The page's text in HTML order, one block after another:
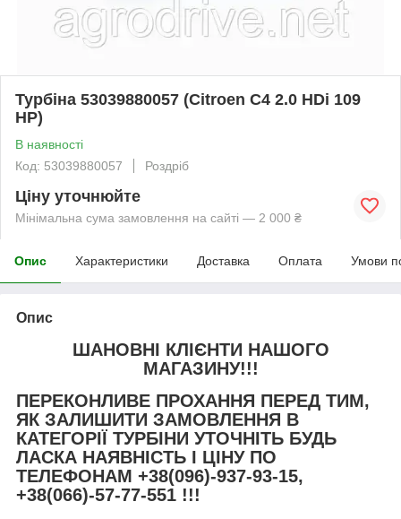
Турбіна 53039880057 (Citroen C4 2.0 HDi 109
HP)
В наявності
Код: 53039880057
Роздріб
Ціну уточнюйте
Мінімальна сума замовлення на сайті — 2 000 ₴
Опис Характеристики Доставка Оплата Умови
Опис
ШАНОВНІ КЛІЄНТИ НАШОГО
МАГАЗИНУ!!!
ПЕРЕКОНЛИВЕ ПРОХАННЯ ПЕРЕД ТИМ,
ЯК ЗАЛИШИТИ ЗАМОВЛЕННЯ В
КАТЕГОРІЇ ТУРБІНИ УТОЧНІТЬ БУДЬ
ЛАСКА НАЯВНІСТЬ І ЦІНУ ПО
ТЕЛЕФОНАМ +38(096)-937-93-15,
+38(066)-57-77-551 !!!